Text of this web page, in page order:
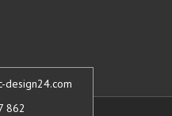
design24.com
862